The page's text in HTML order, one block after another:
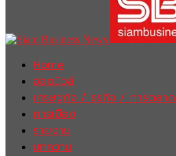
Home
ฮอตนิวส์
เศรษฐกิจ / ธุรกิจ / การตลาด
การเมือง
รายงาน
บทความ